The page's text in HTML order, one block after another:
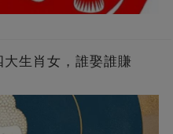
生肖女，誰娶誰賺